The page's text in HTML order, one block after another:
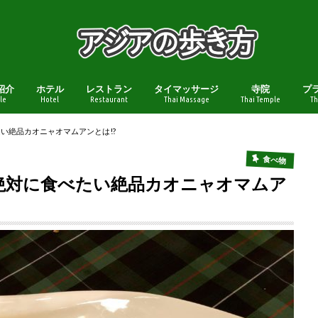
介 ホテル
Hotel
レストラン
Restaurant
タイマッサージ
Thai Massage
寺院
Thai Temple
プ
絶品カオニャオマムアンとは!?
食べ物
に食べたい絶品カオニャオマムア